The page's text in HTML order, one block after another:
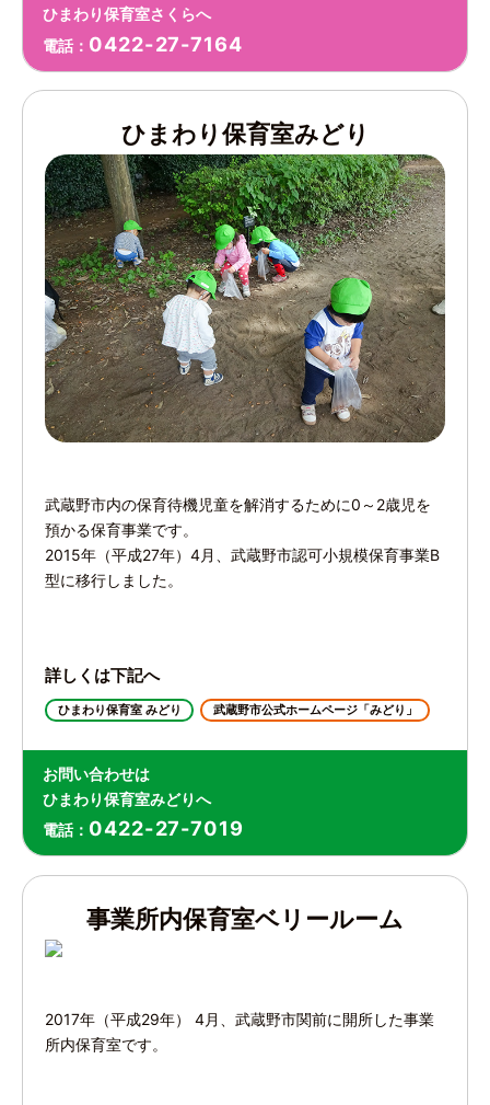
ひまわり保育室さくらへ
電話： 0422-27-7164
ひまわり保育室みどり
武蔵野市内の保育待機児童を解消するために0～2歳児を
預かる保育事業です。
2015年（平成27年）4月、武蔵野市認可小規模保育事業B
型に移行しました。
詳しくは下記へ
ひまわり保育室 みどり 武蔵野市公式ホームページ「みどり」
お問い合わせは
ひまわり保育室みどりへ
電話： 0422-27-7019
事業所内保育室ベリールーム
2017年（平成29年） 4月、武蔵野市関前に開所した事業
所内保育室です。